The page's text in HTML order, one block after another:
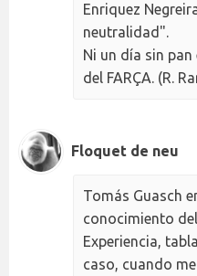
Enriquez
neutralidad".
Ni un día sin
del FARÇA. (R.
Floquet de neu
Tomás Guasch
conocimiento
Experiencia,
caso, cuando